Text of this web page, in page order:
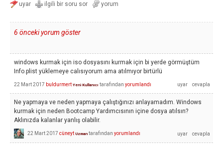
6 önceki yorum göster
windows kurmak için iso dosyasını kurmak için bi yerde görmüştüm
Info.plist yüklemeye calısıyorum ama atılmıyor birtürlü
22 Mart 2017 buldurmert Yeni Kullanıcı tarafından yorumlandı
Ne yapmaya ve neden yapmaya çalıştığınızı anlayamadım. Windows
kurmak için neden Bootcamp Yardımcısının içine dosya atılsın?
Aklınızda kalanlar yanlış olabilir.
22 Mart 2017 cüneyt Uzman tarafından yorumlandı